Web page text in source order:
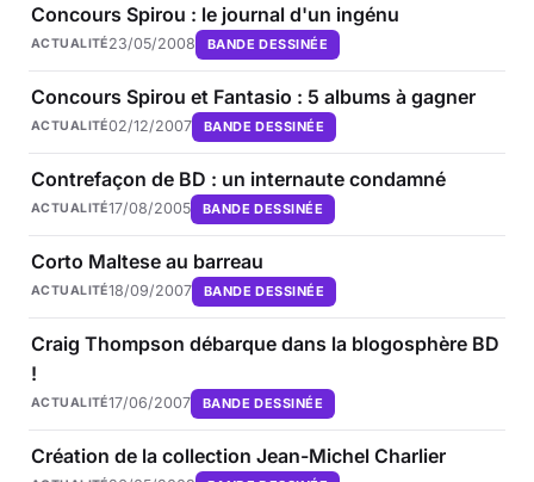
Concours Spirou : le journal d'un ingénu
ACTUALITÉ23/05/2008 BANDE DESSINÉE
Concours Spirou et Fantasio : 5 albums à gagner
ACTUALITÉ02/12/2007 BANDE DESSINÉE
Contrefaçon de BD : un internaute condamné
ACTUALITÉ17/08/2005 BANDE DESSINÉE
Corto Maltese au barreau
ACTUALITÉ18/09/2007 BANDE DESSINÉE
Craig Thompson débarque dans la blogosphère BD
!
ACTUALITÉ17/06/2007 BANDE DESSINÉE
Création de la collection Jean-Michel Charlier